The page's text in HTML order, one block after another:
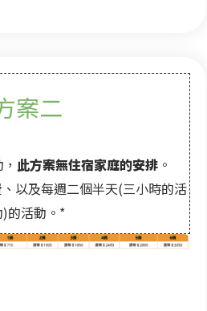
案二
此方案無住宿家庭的安排 。
以及每週二個半天(三小時的活
的活動。*